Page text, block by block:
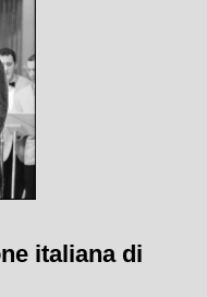
italiana di